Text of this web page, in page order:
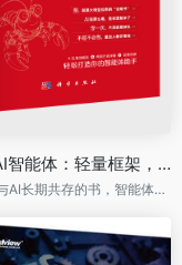
《手搓AI智能体：轻量框架，100行搞定》
一本教你与AI长期共存的书，智能体元年重磅力作